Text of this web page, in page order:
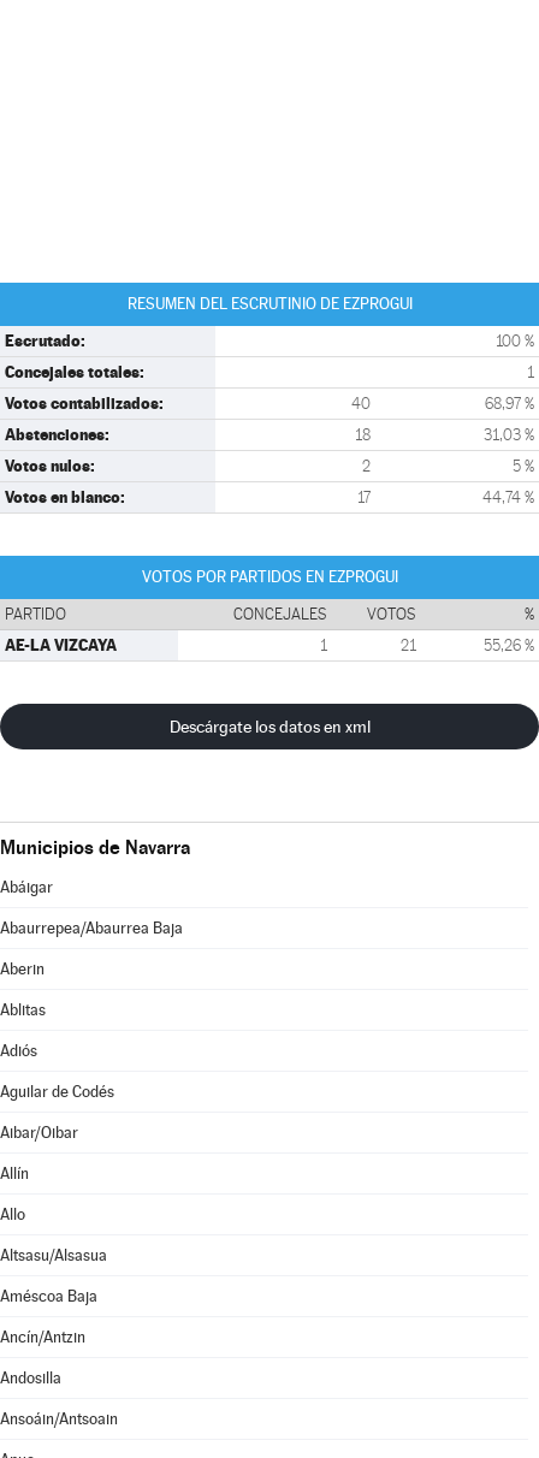
RESUMEN DEL ESCRUTINIO DE EZPROGUI
Escrutado: 100 %
Concejales totales: 1
Votos contabilizados: 40 68,97 %
Abstenciones: 18 31,03 %
Votos nulos: 2 5 %
Votos en blanco: 17 44,74 %
VOTOS POR PARTIDOS EN EZPROGUI
PARTIDO CONCEJALES VOTOS %
AE-LA VIZCAYA 1 21 55,26 %
Descárgate los datos en xml
Municipios de Navarra
Abáigar
Abaurrepea/Abaurrea Baja
Aberin
Ablitas
Adiós
Aguilar de Codés
Aibar/Oibar
Allín
Allo
Altsasu/Alsasua
Améscoa Baja
Ancín/Antzin
Andosilla
Ansoáin/Antsoain